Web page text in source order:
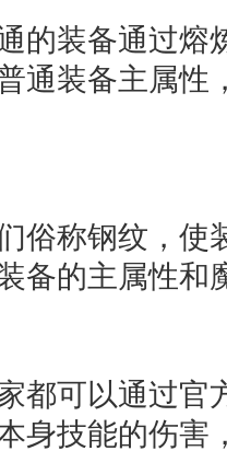
的装备通过熔
通装备主属性
俗称钢纹，使
备的主属性和
都可以通过官
身技能的伤害